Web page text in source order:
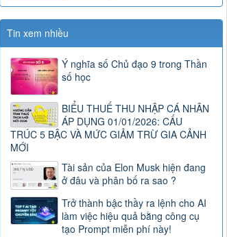
Tin xem nhiều
Ý nghĩa số Chủ đạo 9 trong Thần
số học
BIỂU THUẾ THU NHẬP CÁ NHÂN
ÁP DỤNG 01/01/2026: CẤU
TRÚC 5 BẬC VÀ MỨC GIẢM TRỪ GIA CẢNH
MỚI
Tài sản của Elon Musk hiện đang
ở đâu và phân bố ra sao ?
Trở thành bậc thầy ra lệnh cho AI
làm việc hiệu quả bằng công cụ
tạo Prompt miễn phí này!